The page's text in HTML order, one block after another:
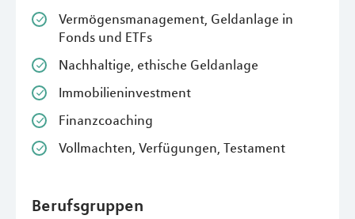
Vermögensmanagement, Geldanlage in
Fonds und ETFs
Nachhaltige, ethische Geldanlage
Immobilieninvestment
Finanzcoaching
Vollmachten, Verfügungen, Testament
Berufsgruppen